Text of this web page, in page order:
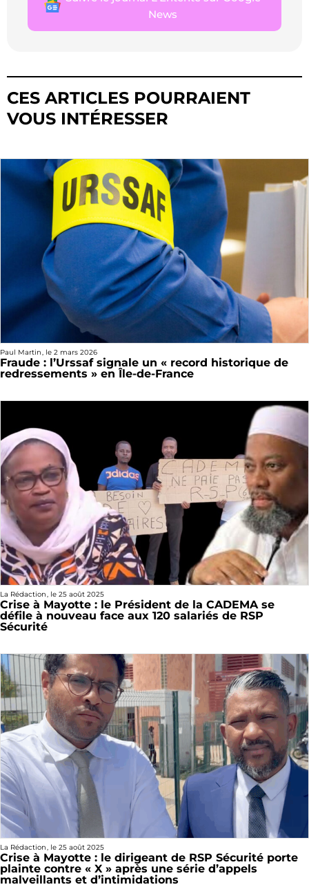
News
CES ARTICLES POURRAIENT
VOUS INTÉRESSER
Paul Martin, le 2 mars 2026
Fraude : l’Urssaf signale un « record historique de
redressements » en Île-de-France
La Rédaction, le 25 août 2025
Crise à Mayotte : le Président de la CADEMA se
défile à nouveau face aux 120 salariés de RSP
Sécurité
La Rédaction, le 25 août 2025
Crise à Mayotte : le dirigeant de RSP Sécurité porte
plainte contre « X » après une série d’appels
malveillants et d’intimidations